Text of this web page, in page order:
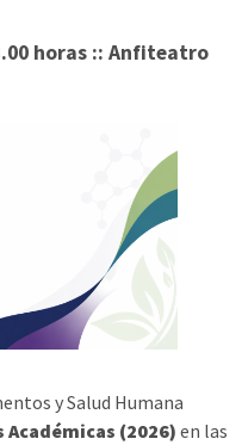
horas :: Anfiteatro
y Salud Humana
(2026) en las